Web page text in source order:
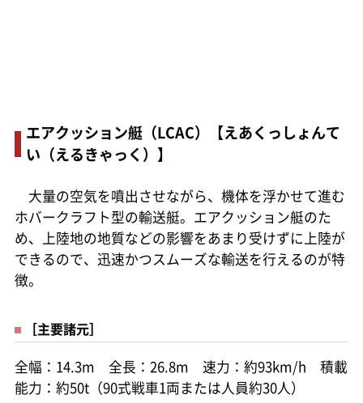
エアクッション艇（LCAC）【えあくっしょんて
い（えるきゃっく）】
大量の空気を噴出させながら、機体を浮かせて進む
ホバークラフト型の輸送艇。エアクッション艇のた
め、上陸地の地質などの影響をあまり受けずに上陸が
できるので、迅速かつスムーズな輸送を行えるのが特
徴。
［主要諸元］
全幅：14.3m 全長：26.8m 速力：約93km/h 積載
能力：約50t（90式戦車1両または人員約30人）